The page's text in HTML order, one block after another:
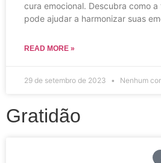
cura emocional. Descubra como
pode ajudar a harmonizar suas
READ MORE »
29 de setembro de 2023 Nenhum
Gratidão